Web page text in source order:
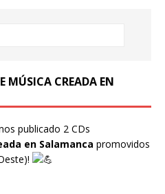
MÚSICA CREADA EN
publicado 2 CDs
en Salamanca promovidos